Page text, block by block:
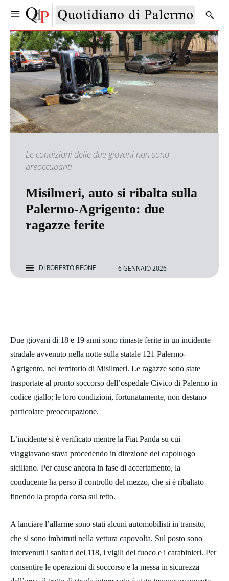
Le condizioni delle due giovani non sono
preoccupanti
Misilmeri, auto si ribalta sulla
Palermo-Agrigento: due
ragazze ferite
DI ROBERTO BEONE 6 GENNAIO 2026
Due giovani di 18 e 19 anni sono rimaste ferite in un incidente
stradale avvenuto nella notte sulla statale 121 Palermo-
Agrigento, nel territorio di Misilmeri. Le ragazze sono state
trasportate al pronto soccorso dell’ospedale Civico di Palermo in
codice giallo; le loro condizioni, fortunatamente, non destano
particolare preoccupazione.
L’incidente si è verificato mentre la Fiat Panda su cui
viaggiavano stava procedendo in direzione del capoluogo
siciliano. Per cause ancora in fase di accertamento, la
conducente ha perso il controllo del mezzo, che si è ribaltato
finendo la propria corsa sul tetto.
A lanciare l’allarme sono stati alcuni automobilisti in transito,
che si sono imbattuti nella vettura capovolta. Sul posto sono
intervenuti i sanitari del 118, i vigili del fuoco e i carabinieri. Per
consentire le operazioni di soccorso e la messa in sicurezza